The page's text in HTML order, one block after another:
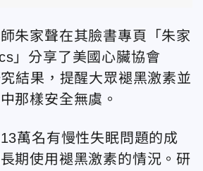
朱家聲在其臉書專頁「朱家
」分享了美國心臟協會
究結果，提醒大眾褪黑激素並
那樣安全無虞。
萬名有慢性失眠問題的成
期使用褪黑激素的情況。研